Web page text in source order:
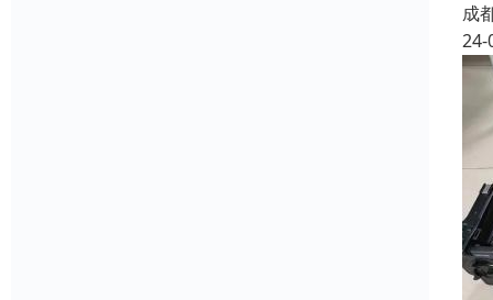
成
24-